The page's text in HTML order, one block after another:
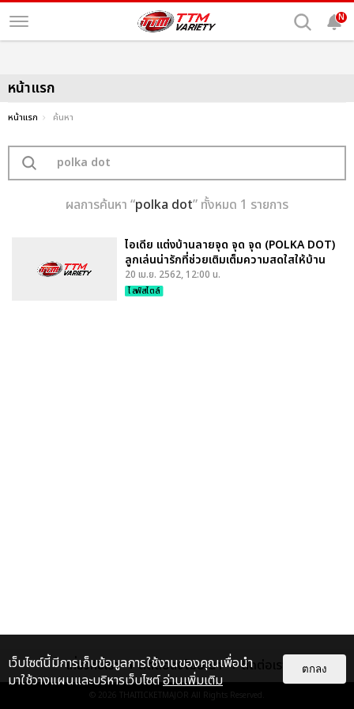
N
หน้าแรก
หน้าแรก ค้นหา
ผลการค้นหา “polka dot” ทั้งหมด 1 รายการ
ไอเดีย แต่งบ้านลายจุด จุด จุด (POLKA DOT)
ลูกเล่นน่ารักที่ช่วยเติมเต็มความสดใสให้บ้าน
20 เม.ย. 2562, 12:00 น.
ไลฟ์สไตล์
เกี่ยวกับเรา ติดต่อลงโฆษณา ติดต่อเรา
© 2026 THAITICKETMAJOR All Rights Reserved.
เว็บไซต์นี้มีการเก็บข้อมูลการใช้งานของคุณเพื่อนำ
มาใช้วางแผนและบริหารเว็บไซต์อ่านเพิ่มเติม
ตกลง